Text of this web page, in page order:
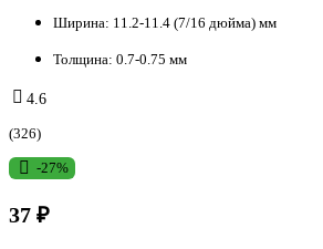
Ширина: 11.2-11.4 (7/16 дюйма) мм
Толщина: 0.7-0.75 мм
4.6
(326)
-27%
37 ₽